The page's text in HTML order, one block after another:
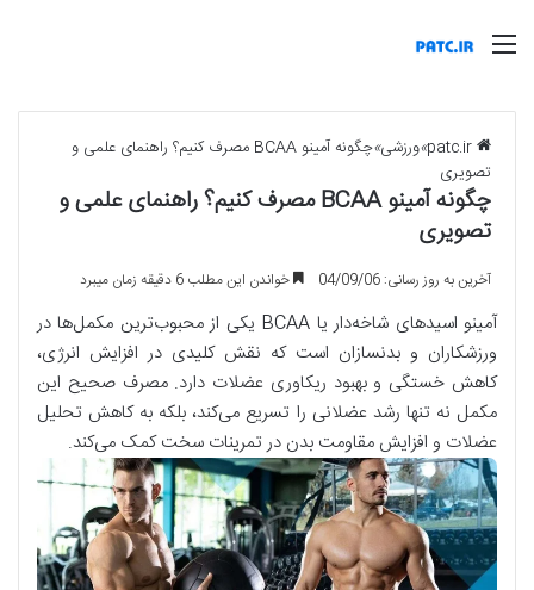
منو
»ورزشی»
چگونه آمینو BCAA مصرف کنیم؟ راهنمای علمی و
تصویری
چگونه آمینو BCAA مصرف کنیم؟ راهنمای علمی و
تصویری
آخرین به روز رسانی: 04/09/06 خواندن این مطلب 6 دقیقه زمان میبرد
آمینو اسیدهای شاخه‌دار یا BCAA یکی از محبوب‌ترین مکمل‌ها در
ورزشکاران و بدنسازان است که نقش کلیدی در افزایش انرژی،
کاهش خستگی و بهبود ریکاوری عضلات دارد. مصرف صحیح این
مکمل نه تنها رشد عضلانی را تسریع می‌کند، بلکه به کاهش تحلیل
عضلات و افزایش مقاومت بدن در تمرینات سخت کمک می‌کند.